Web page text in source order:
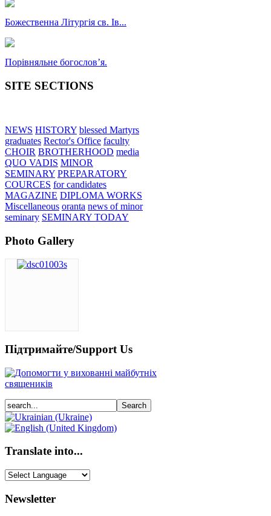
Божественна Літургія св. Ів...
Порівняльне богословʼя.
SITE SECTIONS
NEWS HISTORY blessed Martyrs
graduates Rector's Office faculty
CHOIR BROTHERHOOD media
QUO VADIS MINOR
SEMINARY PREPARATORY
COURCES for candidates
MAGAZINE DIPLOMA WORKS
Miscellaneous oranta news of minor
seminary SEMINARY TODAY
Photo Gallery
Підтримайте/Support Us
Translate into...
Newsletter